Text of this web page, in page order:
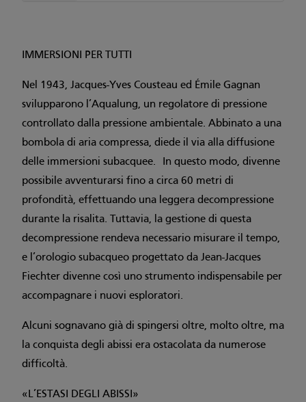
IMMERSIONI PER TUTTI
Nel 1943, Jacques-Yves Cousteau ed Émile Gagnan
svilupparono l’Aqualung, un regolatore di pressione
controllato dalla pressione ambientale. Abbinato a una
bombola di aria compressa, diede il via alla diffusione
delle immersioni subacquee. In questo modo, divenne
possibile avventurarsi fino a circa 60 metri di
profondità, effettuando una leggera decompressione
durante la risalita. Tuttavia, la gestione di questa
decompressione rendeva necessario misurare il tempo,
e l’orologio subacqueo progettato da Jean-Jacques
Fiechter divenne così uno strumento indispensabile per
accompagnare i nuovi esploratori.
Alcuni sognavano già di spingersi oltre, molto oltre, ma
la conquista degli abissi era ostacolata da numerose
difficoltà.
«L’ESTASI DEGLI ABISSI»